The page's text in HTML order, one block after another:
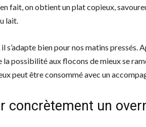
fait, on obtient un plat copieux,
lait.
s’adapte bien pour nos matins pressés.
la possibilité aux flocons de mieux se
peut être consommé avec un
concrètement un